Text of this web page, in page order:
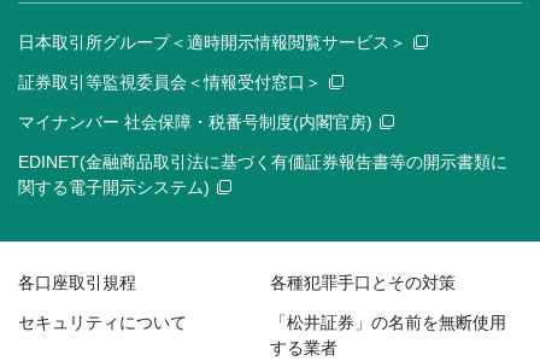
日本取引所グループ＜適時開示情報閲覧サービス＞
証券取引等監視委員会＜情報受付窓口＞
マイナンバー 社会保障・税番号制度(内閣官房)
EDINET(金融商品取引法に基づく有価証券報告書等の開示書類に
関する電子開示システム)
各口座取引規程 各種犯罪手口とその対策
セキュリティについて
「松井証券」の名前を無断使用
する業者